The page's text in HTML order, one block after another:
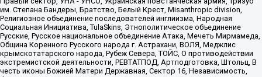
им. Степана Бандеры, Братство, Белый Крест, Misanthropic division,
Религиозное объединение последователей инглиизма, Народная
Социальная Инициатива, TulaSkins, Этнополитическое объединение
Русские, Русское национальное объединение Атака, Мечеть Мирмамеда,
Община Коренного Русского народа г. Астрахани, ВОЛЯ, Меджлис
крымскотатарского народа, Рубеж Севера, ТОЙС, О противодействии
экстремистской деятельности, РЕВТАТПОД, Артподготовка, Штольц, В
честь иконы Божией Матери Державная, Сектор 16, Независимость,